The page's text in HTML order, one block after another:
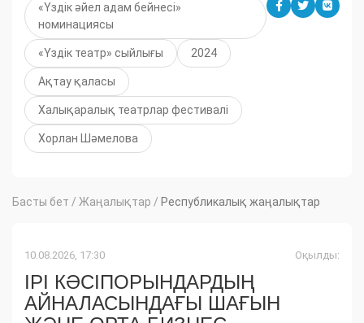
«Үздік әйел адам бейнесі»
номинациясы
«Үздік театр» сыйлығы 2024
Ақтау қаласы
Халықаралық театрлар фестивалі
Хорлан Шәмелова
Басты бет / Жаңалықтар / Республикалық жаңалықтар
10.08.2026, 17:30 Оқылды:
ІРІ КӘСІПОРЫНДАРДЫҢ
АЙНАЛАСЫНДАҒЫ ШАҒЫН